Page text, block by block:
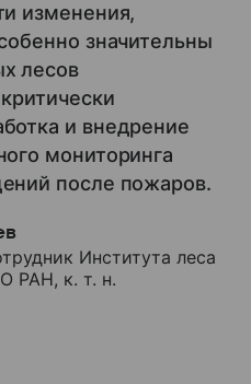
изменения,
значительны
лесов
и внедрение
мониторинга
после пожаров.
Института леса
РАН, к. т. н.